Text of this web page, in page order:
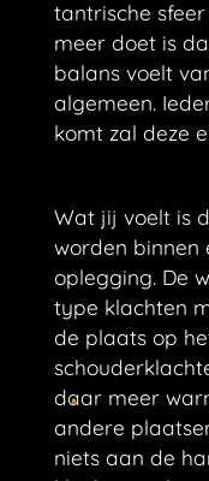
tantrische
meer doet is
balans voelt
algemeen.
komt zal deze
Wat jij voelt is
worden binnen
oplegging. De
type klachten
de plaats op
daar meer
andere
niets aan de